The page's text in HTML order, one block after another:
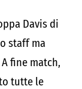
Davis di
staff ma
fine match,
tutte le